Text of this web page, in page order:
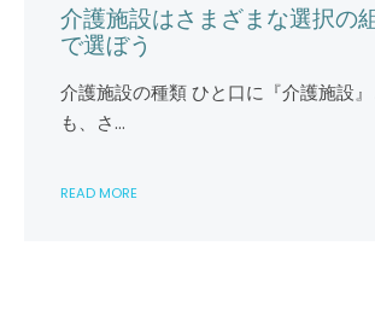
施
設
は
さ
ま
ざ
選
介護施設はさまざまな選択の
で選ぼう
介護施設の種類 ひと口に『介護施設
も、さ…
READ MORE